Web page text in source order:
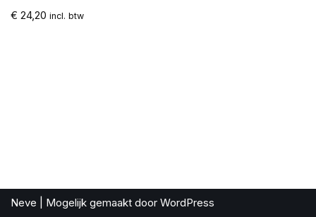
€ 24,20 incl. btw
Neve | Mogelijk gemaakt door WordPress